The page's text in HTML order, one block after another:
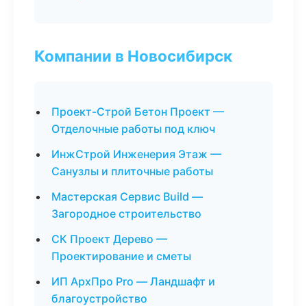
Компании в Новосибирск
Проект-Строй Бетон Проект —
Отделочные работы под ключ
ИнжСтрой Инженерия Этаж —
Санузлы и плиточные работы
Мастерская Сервис Build —
Загородное строительство
СК Проект Дерево —
Проектирование и сметы
ИП АрхПро Pro — Ландшафт и
благоустройство